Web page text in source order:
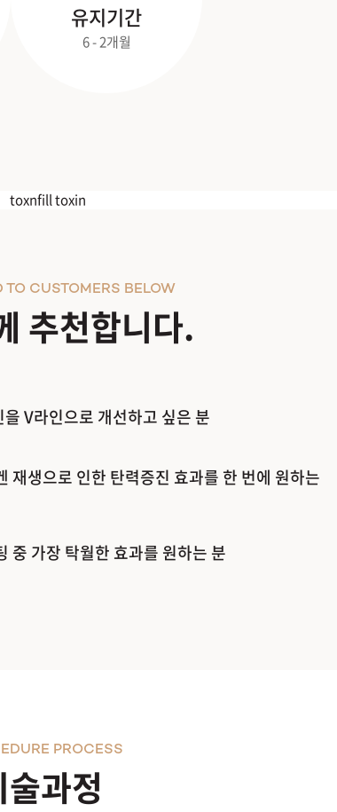
유지기간
6 - 2개월
추천합니다.
TO CUSTOMERS BELOW
V라인으로 개선하고 싶은 분
재생으로 인한 탄력증진 효과를 한 번에 원하는
중 가장 탁월한 효과를 원하는 분
과정
PROCESS